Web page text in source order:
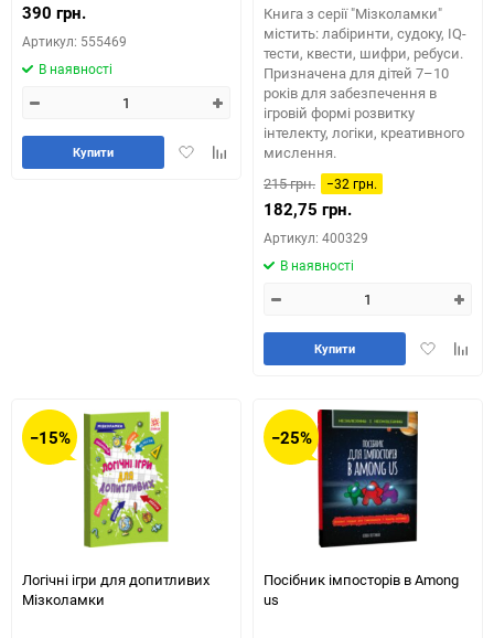
390 грн.
Артикул: 555469
В наявності
ДодатиДодайте
порівняння
Купити
Книга з серії "Мізколамки"
містить: лабіринти, судоку, IQ-
тести, квести, шифри, ребуси.
Призначена для дітей 7–10
років для забезпечення в
ігровій формі розвитку
інтелекту, логіки, креативного
мислення.
215 грн.
−32 грн.
182,75 грн.
Артикул: 400329
В наявності
Додати
Купити
−15%
Логічні ігри для допитливих
Мізколамки
−25%
Посібник імпосторів в Among
us